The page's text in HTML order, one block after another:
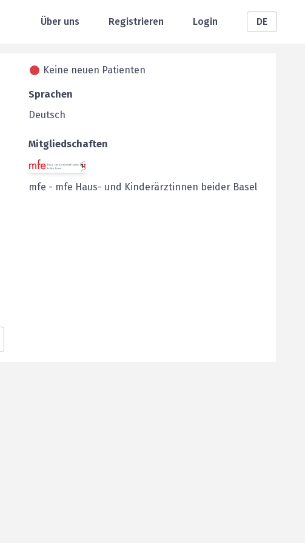
Über uns Registrieren Login DE
Keine neuen Patienten
Sprachen
Deutsch
Mitgliedschaften
mfe - mfe Haus- und Kinderärztinnen beider Basel